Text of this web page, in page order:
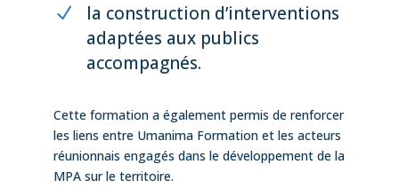
la construction d’interventions
adaptées aux publics
accompagnés.
Cette formation a également permis de renforcer
les liens entre Umanima Formation et les acteurs
réunionnais engagés dans le développement de la
MPA sur le territoire.